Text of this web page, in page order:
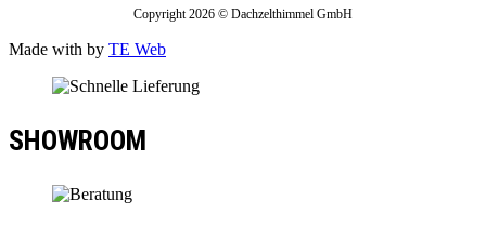
Copyright 2026 © Dachzelthimmel GmbH
Made with by TE Web
SHOWROOM